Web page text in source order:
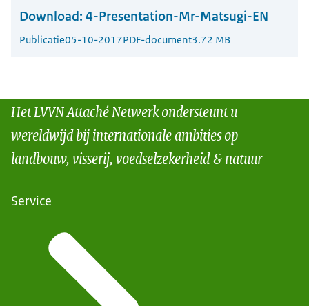
Download: 4-Presentation-Mr-Matsugi-EN
Publicatie05-10-2017PDF-document3.72 MB
Het LVVN Attaché Netwerk ondersteunt u
wereldwijd bij internationale ambities op
landbouw, visserij, voedselzekerheid & natuur
Service